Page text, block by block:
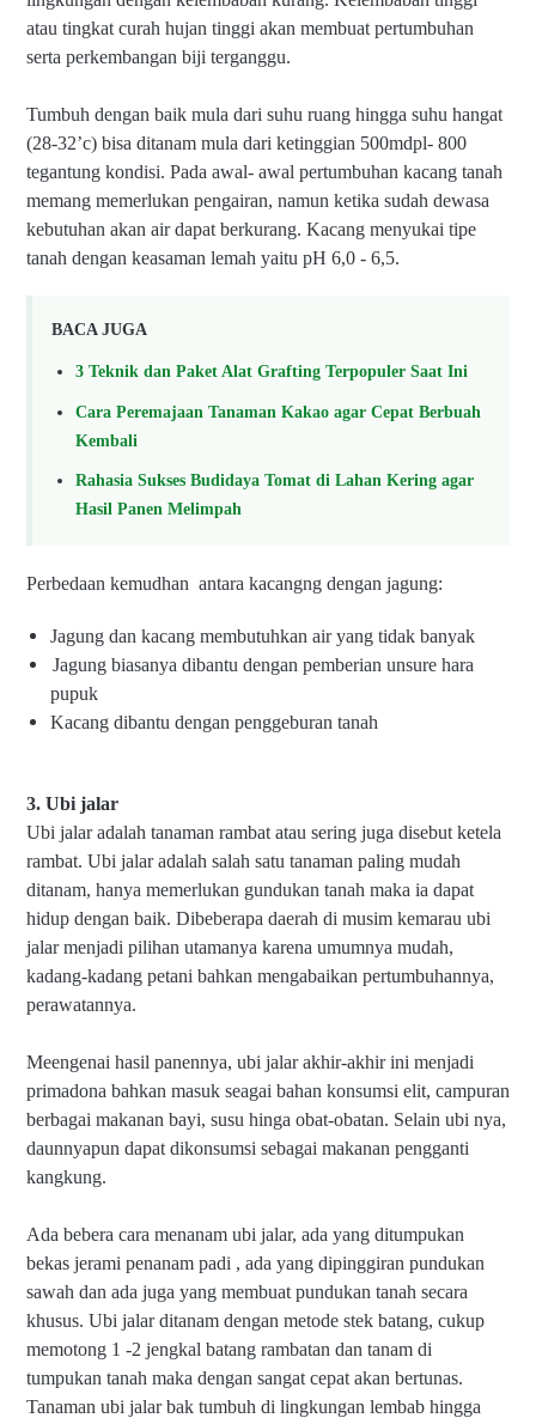
atau tingkat curah hujan tinggi akan membuat pertumbuhan
serta perkembangan biji terganggu.
Tumbuh dengan baik mula dari suhu ruang hingga suhu hangat
(28-32’c) bisa ditanam mula dari ketinggian 500mdpl- 800
tegantung kondisi. Pada awal- awal pertumbuhan kacang tanah
memang memerlukan pengairan, namun ketika sudah dewasa
kebutuhan akan air dapat berkurang. Kacang menyukai tipe
tanah dengan keasaman lemah yaitu pH 6,0 - 6,5.
BACA JUGA
3 Teknik dan Paket Alat Grafting Terpopuler Saat Ini
Cara Peremajaan Tanaman Kakao agar Cepat Berbuah
Kembali
Rahasia Sukses Budidaya Tomat di Lahan Kering agar
Hasil Panen Melimpah
Perbedaan kemudhan antara kacangng dengan jagung:
Jagung dan kacang membutuhkan air yang tidak banyak
Jagung biasanya dibantu dengan pemberian unsure hara
pupuk
Kacang dibantu dengan penggeburan tanah
3. Ubi jalar
Ubi jalar adalah tanaman rambat atau sering juga disebut ketela
rambat. Ubi jalar adalah salah satu tanaman paling mudah
ditanam, hanya memerlukan gundukan tanah maka ia dapat
hidup dengan baik. Dibeberapa daerah di musim kemarau ubi
jalar menjadi pilihan utamanya karena umumnya mudah,
kadang-kadang petani bahkan mengabaikan pertumbuhannya,
perawatannya.
Meengenai hasil panennya, ubi jalar akhir-akhir ini menjadi
primadona bahkan masuk seagai bahan konsumsi elit, campuran
berbagai makanan bayi, susu hinga obat-obatan. Selain ubi nya,
daunnyapun dapat dikonsumsi sebagai makanan pengganti
kangkung.
Ada bebera cara menanam ubi jalar, ada yang ditumpukan
bekas jerami penanam padi , ada yang dipinggiran pundukan
sawah dan ada juga yang membuat pundukan tanah secara
khusus. Ubi jalar ditanam dengan metode stek batang, cukup
memotong 1 -2 jengkal batang rambatan dan tanam di
tumpukan tanah maka dengan sangat cepat akan bertunas.
Tanaman ubi jalar bak tumbuh di lingkungan lembab hingga